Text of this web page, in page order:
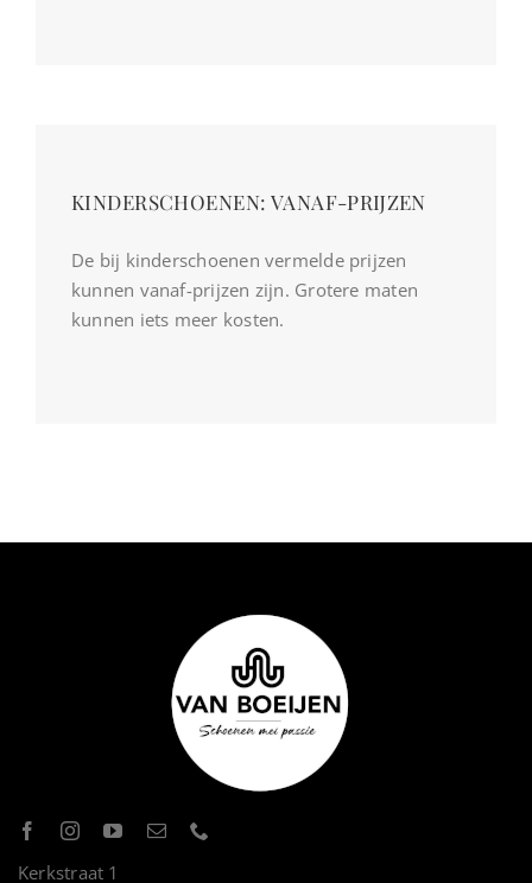
KINDERSCHOENEN: VANAF-PRIJZEN
De bij kinderschoenen vermelde prijzen
kunnen vanaf-prijzen zijn. Grotere maten
kunnen iets meer kosten.
Kerkstraat 1